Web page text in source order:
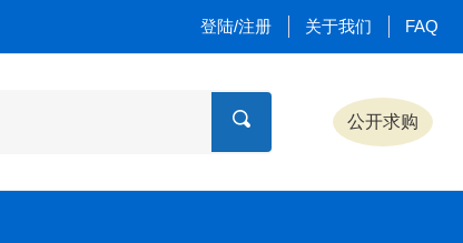
登陆/注册 关于我们 FAQ
公开求购